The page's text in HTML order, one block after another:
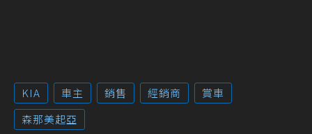
KIA 車主 銷售 經銷商
賞車
森那美起亞